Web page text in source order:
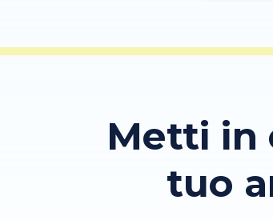
Metti in
tuo